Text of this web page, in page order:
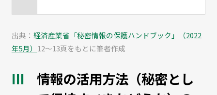
出典： 経済産業省「秘密情報の保護ハンドブック」（2022
年5月） 12～13頁をもとに筆者作成
情報の活用方法（秘密とし